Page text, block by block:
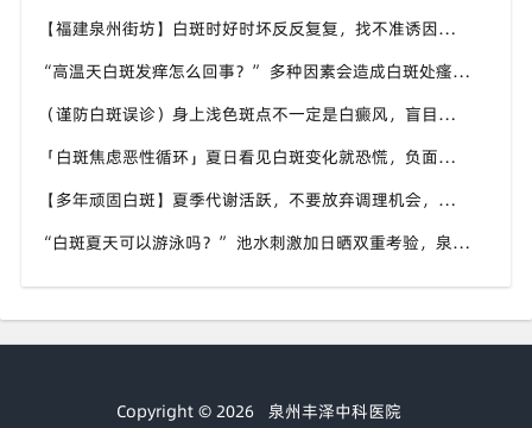
【福建泉州街坊】白斑时好时坏反反复复，找不准诱因，泉州中科白癜风医院帮梳理夏季白斑波动各类诱因
“高温天白斑发痒怎么回事？” 多种因素会造成白斑处瘙痒，泉州中科白癜风医院讲解白斑发痒的处理方式
（谨防白斑误诊）身上浅色斑点不一定是白癜风，盲目用药危害皮肤，泉州中科白癜风医院建议先明确白斑类型
「白斑焦虑恶性循环」夏日看见白斑变化就恐慌，负面情绪反加重病情，泉州中科白癜风医院呼吁放平心态应对
【多年顽固白斑】夏季代谢活跃，不要放弃调理机会，泉州中科白癜风医院建议结合自身情况定制改善思路
“白斑夏天可以游泳吗？” 池水刺激加日晒双重考验，泉州中科白癜风医院告知白癜风人群游泳防护要点
Copyright © 2026 泉州丰泽中科医院